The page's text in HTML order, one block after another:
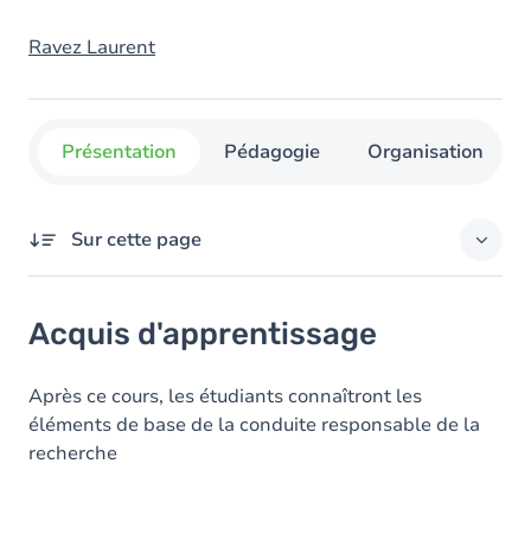
Ravez Laurent
Présentation Pédagogie Organisation
Sur cette page
Objectifs
Contenu
Acquis d'apprentissage
Après ce cours, les étudiants connaîtront les
éléments de base de la conduite responsable de la
recherche